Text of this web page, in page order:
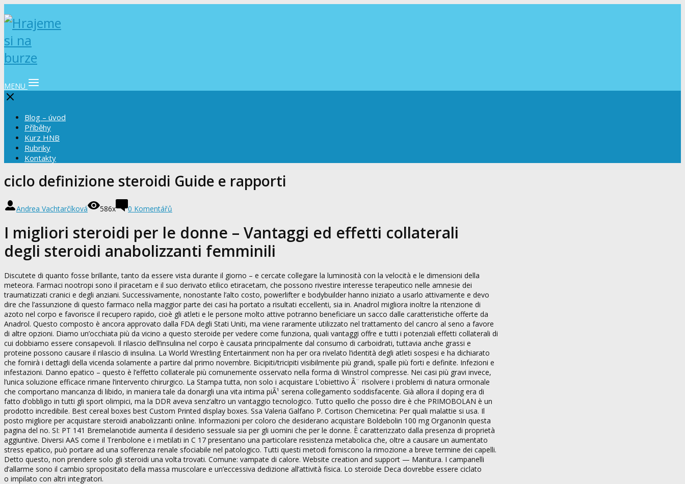
MENU
Blog – úvod
Příběhy
Kurz HNB
Rubriky
Kontakty
ciclo definizione steroidi Guide e rapporti
Andrea Vachtarčíková 586x 0 Komentářů
I migliori steroidi per le donne – Vantaggi ed effetti collaterali
degli steroidi anabolizzanti femminili
Discutete di quanto fosse brillante, tanto da essere vista durante il giorno – e cercate collegare la luminosità con la velocità e le dimensioni della
meteora. Farmaci nootropi sono il piracetam e il suo derivato etilico etiracetam, che possono rivestire interesse terapeutico nelle amnesie dei
traumatizzati cranici e degli anziani. Successivamente, nonostante l’alto costo, powerlifter e bodybuilder hanno iniziato a usarlo attivamente e devo
dire che l’assunzione di questo farmaco nella maggior parte dei casi ha portato a risultati eccellenti, sia in. Anadrol migliora inoltre la ritenzione di
azoto nel corpo e favorisce il recupero rapido, cioè gli atleti e le persone molto attive potranno beneficiare un sacco dalle caratteristiche offerte da
Anadrol. Questo composto è ancora approvato dalla FDA degli Stati Uniti, ma viene raramente utilizzato nel trattamento del cancro al seno a favore
di altre opzioni. Diamo un’occhiata più da vicino a questo steroide per vedere come funziona, quali vantaggi offre e tutti i potenziali effetti collaterali di
cui dobbiamo essere consapevoli. Il rilascio dell’insulina nel corpo è causata principalmente dal consumo di carboidrati, tuttavia anche grassi e
proteine possono causare il rilascio di insulina. La World Wrestling Entertainment non ha per ora rivelato l’identità degli atleti sospesi e ha dichiarato
che fornirà i dettagli della vicenda solamente a partire dal primo novembre. Bicipiti/tricipiti visibilmente più grandi, spalle più forti e definite. Infezioni e
infestazioni. Danno epatico – questo è l’effetto collaterale più comunemente osservato nella forma di Winstrol compresse. Nei casi più gravi invece,
l’unica soluzione efficace rimane l’intervento chirurgico. La Stampa tutta, non solo i acquistare L’obiettivo Ã¨ risolvere i problemi di natura ormonale
che comportano mancanza di libido, in maniera tale da donargli una vita intima piÃ¹ serena collegamento soddisfacente. Già allora il doping era di
fatto d’obbligo in tutti gli sport olimpici, ma la DDR aveva senz’altro un vantaggio tecnologico. Tutto quello che posso dire è che PRIMOBOLAN è un
prodotto incredibile. Best cereal boxes best Custom Printed display boxes. Ssa Valeria Galfano P. Cortison Chemicetina: Per quali malattie si usa. Il
posto migliore per acquistare steroidi anabolizzanti online. Informazioni per coloro che desiderano acquistare Boldebolin 100 mg OrganonIn questa
pagina del no. SI: PT 141 Bremelanotide aumenta il desiderio sessuale sia per gli uomini che per le donne. È caratterizzato dalla presenza di proprietà
aggiuntive. Diversi AAS come il Trenbolone e i metilati in C 17 presentano una particolare resistenza metabolica che, oltre a causare un aumentato
stress epatico, può portare ad una sofferenza renale sfociabile nel patologico. Tutti questi metodi forniscono la rimozione a breve termine dei capelli.
Detto questo, non prendere solo gli steroidi una volta trovati. Comune: vampate di calore. Website creation and support — Manitura. I campanelli
d’allarme sono il cambio spropositato della massa muscolare e un’eccessiva dedizione all’attività fisica. Lo steroide Deca dovrebbe essere ciclato
o impilato con altri integratori.